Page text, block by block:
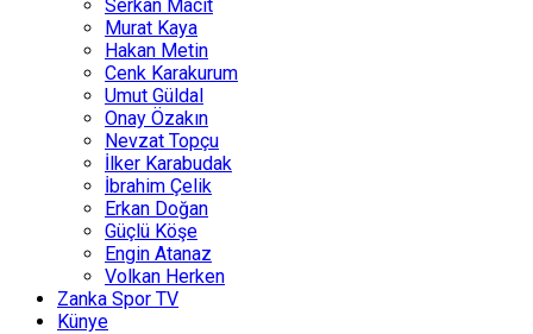
Serkan Macit
Murat Kaya
Hakan Metin
Cenk Karakurum
Umut Güldal
Onay Özakın
Nevzat Topçu
İlker Karabudak
İbrahim Çelik
Erkan Doğan
Güçlü Köşe
Engin Atanaz
Volkan Herken
Zanka Spor TV
Künye